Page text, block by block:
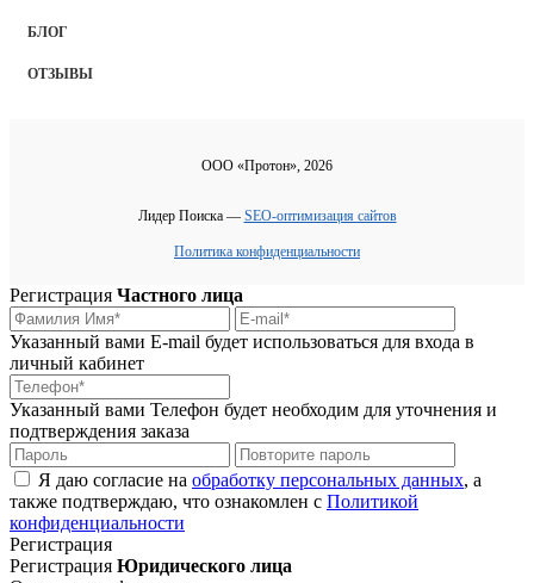
БЛОГ
ОТЗЫВЫ
ООО «Протон», 2026
Лидер Поиска — SEO-оптимизация сайтов
Политика конфиденциальности
Регистрация Частного лица
Указанный вами E-mail будет использоваться для входа в
личный кабинет
Указанный вами Телефон будет необходим для уточнения и
подтверждения заказа
Я даю согласие на обработку персональных данных, а
также подтверждаю, что ознакомлен с Политикой
конфиденциальности
Регистрация
Регистрация Юридического лица